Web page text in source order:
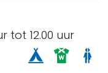
tot 12.00 uur